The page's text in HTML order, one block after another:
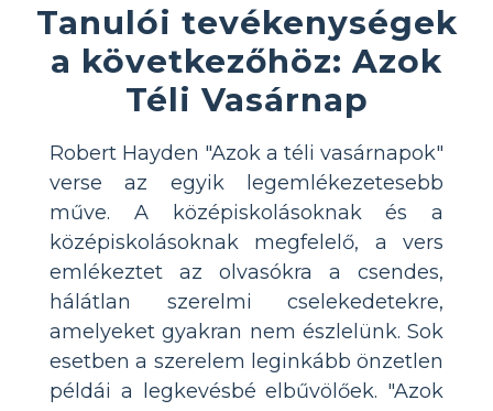
Tanulói tevékenységek
a következőhöz: Azok
Téli Vasárnap
Robert Hayden "Azok a téli vasárnapok"
verse az egyik legemlékezetesebb
műve. A középiskolásoknak és a
középiskolásoknak megfelelő, a vers
emlékeztet az olvasókra a csendes,
hálátlan szerelmi cselekedetekre,
amelyeket gyakran nem észlelünk. Sok
esetben a szerelem leginkább önzetlen
példái a legkevésbé elbűvölőek. "Azok